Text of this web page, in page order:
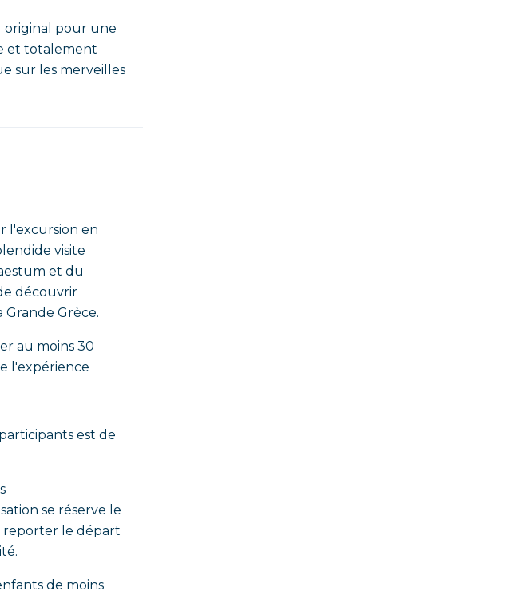
original pour une
et totalement
sur les merveilles
l'excursion en
visite
et du
découvrir
Grande Grèce.
au moins 30
l'expérience
est de
se réserve le
reporter le départ
de moins